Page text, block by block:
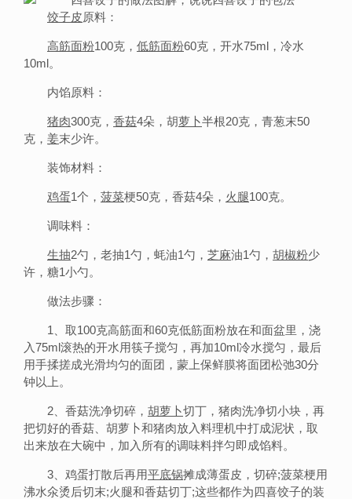
饺子皮原料：
高筋面粉100克， 低筋面粉60克，开水75ml，冷水
10ml。
内馅原料：
猪肉300克， 香菇4朵，胡萝卜半根20克，青葱末50
克， 姜末少许。
装饰材料：
鸡蛋1个， 菠菜梗50克，香菇4朵， 火腿100克。
调味料：
生抽2勺，老抽1勺，蚝油1勺， 芝麻油1勺， 胡椒粉少
许，糖1小勺。
做法步骤：
1、取100克高筋面和60克低筋面粉放在和面盆里，浇
入75ml滚热的开水用筷子搅匀，再加10ml冷水搅匀，最后
用手揉搓成光滑均匀的面团，蒙上保鲜膜将面团松弛30分
钟以上。
2、香菇洗净切碎， 胡萝卜切丁，猪肉洗净切小块，再
把切好的香菇、胡萝卜和猪肉放入料理机中打成泥状，取
出来放在大碗中，加入所有的调味料拌匀即成馅料。
3、鸡蛋打散后再用平底锅摊成薄蛋皮，切碎;菠菜梗用
沸水氽烫后切末;火腿和香菇切丁;这些都作为四喜饺子的装